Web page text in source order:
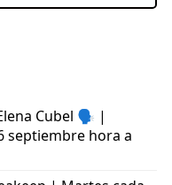
Cubel 🗣️ |
septiembre hora a